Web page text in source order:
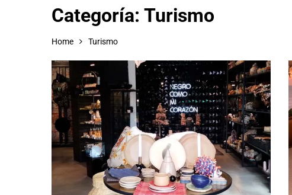
Categoría: Turismo
Home Turismo